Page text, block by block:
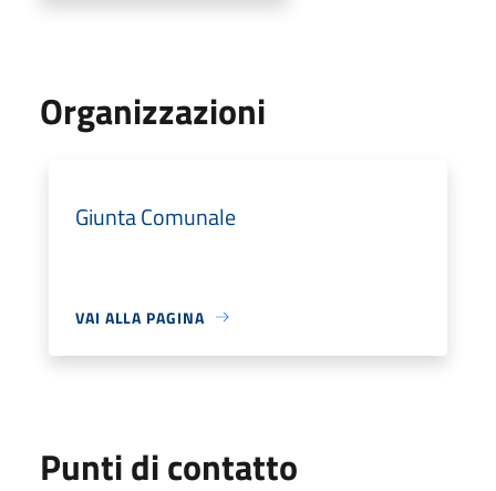
Organizzazioni
Giunta Comunale
VAI ALLA PAGINA
Punti di contatto